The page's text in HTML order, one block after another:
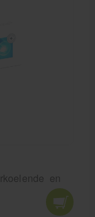
en
werkt na
en